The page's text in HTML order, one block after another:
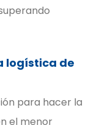
logística de
para hacer la
el menor